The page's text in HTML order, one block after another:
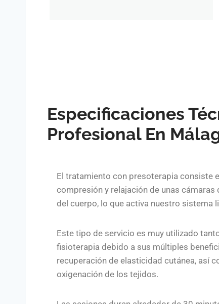
Especificaciones
Profesional En
El tratamiento con presoterapia consiste
compresión y relajación de unas
del cuerpo, lo que activa nuestro sistema
Este tipo de servicio es muy utilizado
fisioterapia debido a sus múltiples
recuperación de elasticidad cutánea, así
oxigenación de los tejidos.